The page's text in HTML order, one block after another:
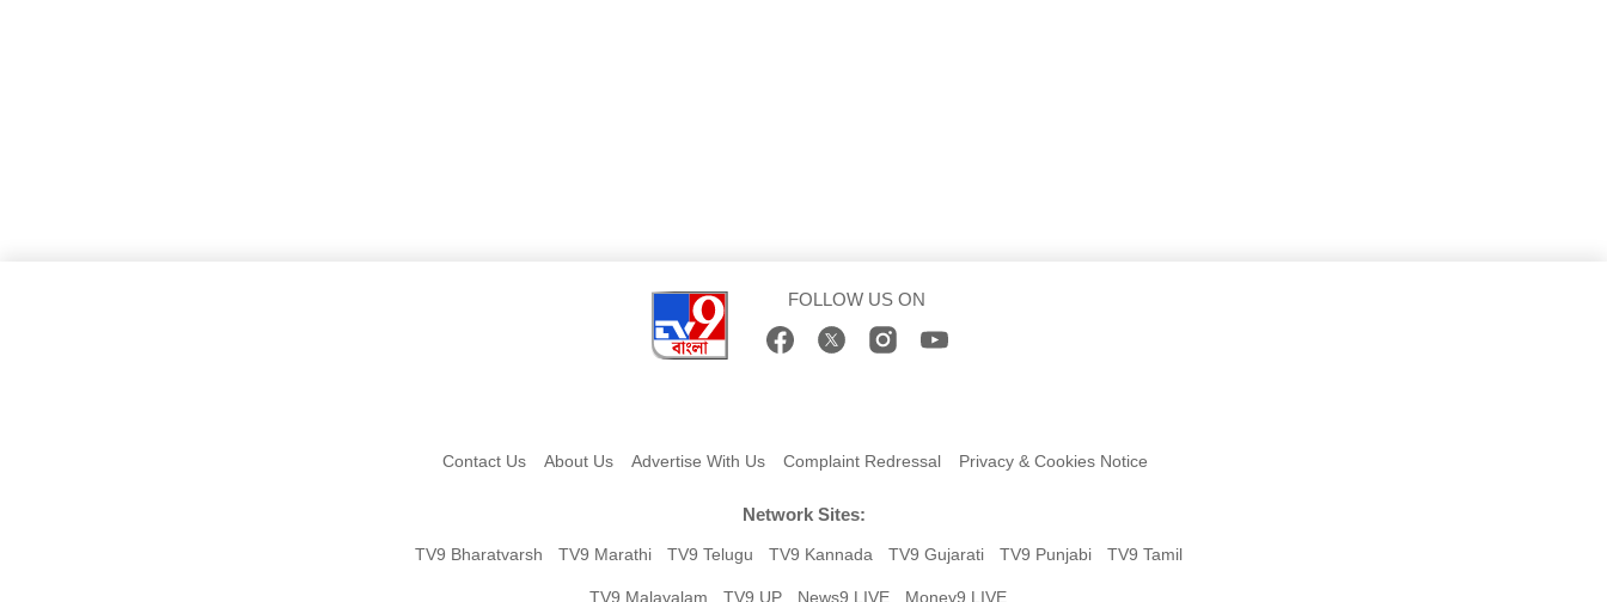
FOLLOW US ON
Contact Us About Us Advertise With Us Complaint Redressal Privacy & Cookies Notice
Network Sites:
TV9 Bharatvarsh TV9 Marathi TV9 Telugu TV9 Kannada TV9 Gujarati TV9 Punjabi TV9 Tamil
TV9 Malayalam TV9 UP News9 LIVE Money9 LIVE